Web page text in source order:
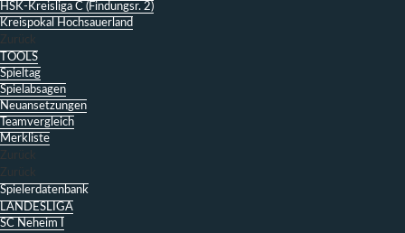
HSK-Kreisliga C (Findungsr. 2)
Kreispokal Hochsauerland
Zurück
TOOLS
Spieltag
Spielabsagen
Neuansetzungen
Teamvergleich
Merkliste
Zurück
Zurück
Spielerdatenbank
LANDESLIGA
SC Neheim I